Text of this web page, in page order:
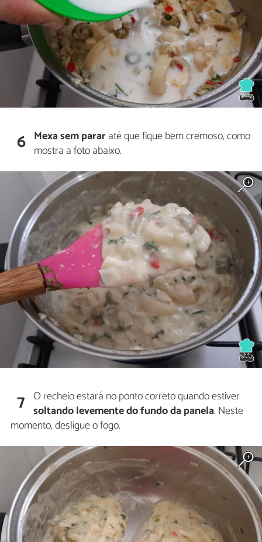
6 Mexa sem pararaté que fique bem cremoso, como
mostra a foto abaixo.
7 O recheio estará no ponto correto quando estiver
soltando levemente do fundo da panela. Neste
momento, desligue o fogo.